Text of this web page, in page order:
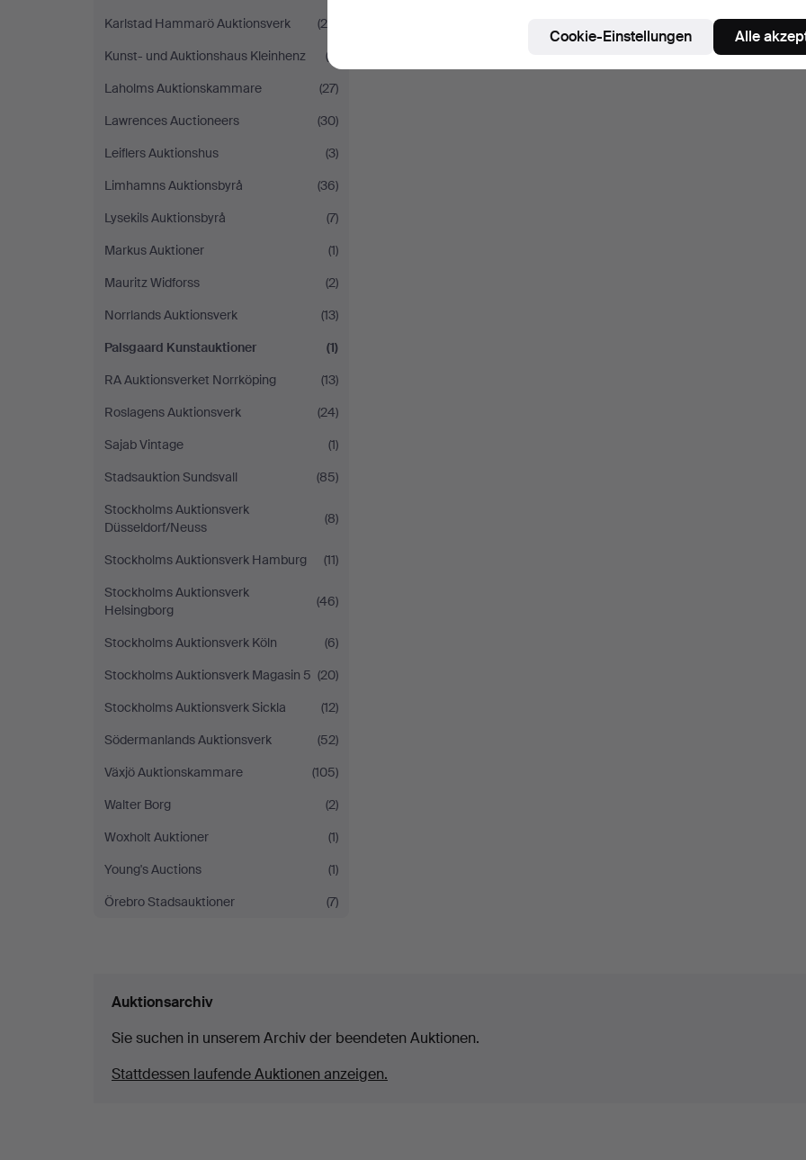
Karlstad Hammarö Auktionsverk
(24)
Kunst- und Auktionshaus Kleinhenz
(2)
Laholms Auktionskammare
(27)
Lawrences Auctioneers
(30)
Leiflers Auktionshus
(3)
Limhamns Auktionsbyrå
(36)
Lysekils Auktionsbyrå
(7)
Markus Auktioner
(1)
Mauritz Widforss
(2)
Norrlands Auktionsverk
(13)
Palsgaard Kunstauktioner
(1)
RA Auktionsverket Norrköping
(13)
Roslagens Auktionsverk
(24)
Sajab Vintage
(1)
Stadsauktion Sundsvall
(85)
Stockholms Auktionsverk
Düsseldorf/Neuss
(8)
Stockholms Auktionsverk Hamburg
(11)
Stockholms Auktionsverk
Helsingborg
(46)
Stockholms Auktionsverk Köln
(6)
Stockholms Auktionsverk Magasin 5 (20)
Stockholms Auktionsverk Sickla
(12)
Södermanlands Auktionsverk
(52)
Växjö Auktionskammare
(105)
Walter Borg
(2)
Woxholt Auktioner
(1)
Young's Auctions
(1)
Örebro Stadsauktioner
(7)
Auktionsarchiv
Sie suchen in unserem Archiv der beendeten Auktionen.
Stattdessen laufende Auktionen anzeigen.
Cookie-Einstellungen Alle